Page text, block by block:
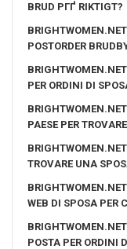
BRUD PГҐ RIKTIGT?
POSTORDER
PER ORDINI DI
PAESE PER
TROVARE UNA
WEB DI SPOSA PER
POSTA PER ORDINI